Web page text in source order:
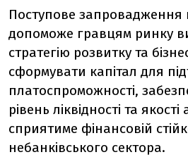
Поступове запровадження
допоможе гравцям ринку
стратегію розвитку та
сформувати капітал для
платоспроможності,
рівень ліквідності та
сприятиме фінансовій
небанківського сектора.